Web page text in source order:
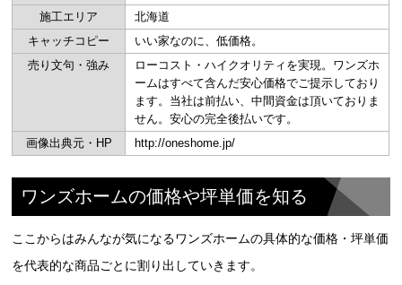
施工エリア
北海道
キャッチコピー
いい家なのに、低価格。
売り文句・強み
ローコスト・ハイクオリティを実現。ワンズホ
ームはすべて含んだ安心価格でご提示しており
ます。当社は前払い、中間資金は頂いておりま
せん。安心の完全後払いです。
画像出典元・HP
http://oneshome.jp/
ワンズホームの価格や坪単価を知る
ここからはみんなが気になるワンズホームの具体的な価格・坪単価
を代表的な商品ごとに割り出していきます。